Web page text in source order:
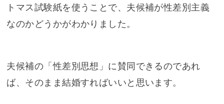
トマス試験紙を使うことで、夫候補が性差別主義
なのかどうかがわかりました。
夫候補の「性差別思想」に賛同できるのであれ
ば、そのまま結婚すればいいと思います。